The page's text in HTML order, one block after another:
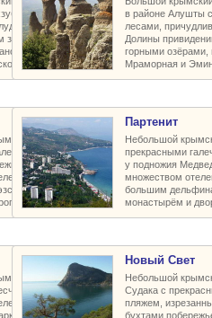
вершиной,
карстовых
заповедным плато,
видами
побережье
в районе Алушты
лесами,
Долины
горными
Мраморная и
курорт с
пляжами,
и парками,
и пансионатов,
крепости и
в горах
Партенит
Небольшой
прекрасными
у подножия
множеством
большим
монастырём и
курорт с
пляжами,
и пансионатов,
воссозданной
Новый Свет
Небольшой
Судака с
пляжем,
бухтами